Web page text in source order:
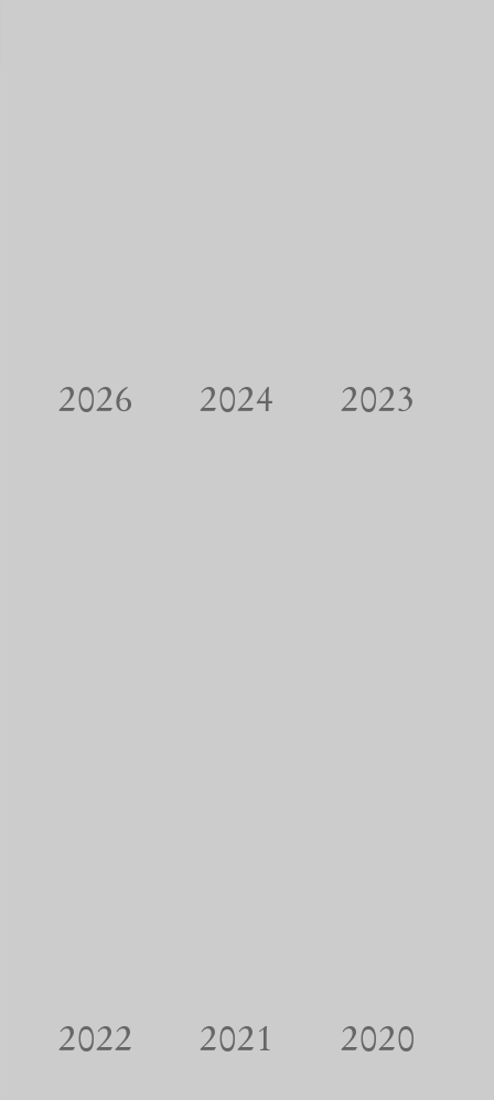
2026 2024 2023
2022 2021 2020